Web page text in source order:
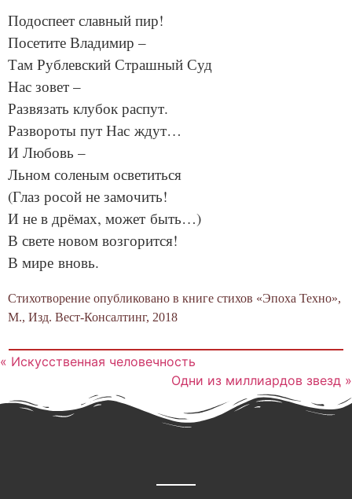
Подоспеет славный пир!
Посетите Владимир –
Там Рублевский Страшный Суд
Нас зовет –
Развязать клубок распут.
Развороты пут Нас ждут…
И Любовь –
Льном соленым осветиться
(Глаз росой не замочить!
И не в дрёмах, может быть…)
В свете новом возгорится!
В мире вновь.
Стихотворение опубликовано в книге стихов «Эпоха Техно»,
М., Изд. Вест-Консалтинг, 2018
« Искусственная человечность
Одни из миллиардов звезд »